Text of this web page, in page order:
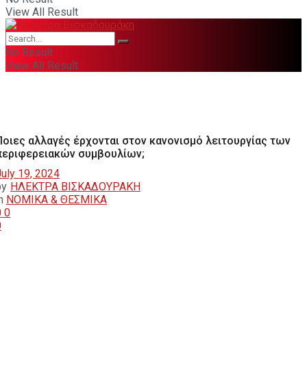
View All Result
No Result
View All Result
αλλαγές έρχονται στον κανονισμό λειτουργίας των
συμβουλίων;
19, 2024
ΗΛΕΚΤΡΑ ΒΙΣΚΑΔΟΥΡΑΚΗ
ΝΟΜΙΚΑ & ΘΕΣΜΙΚΑ
0